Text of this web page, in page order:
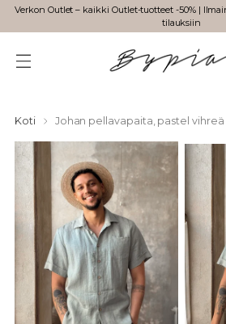
Verkon Outlet – kaikki Outlet-tuotteet -50% |
tilauksiin
Koti Johan pellavapaita, pastel vihreä